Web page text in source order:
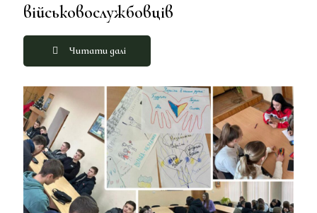
військовослужбовців
Читати далі